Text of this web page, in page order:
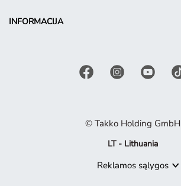
INFORMACIJA
© Takko Holding GmbH
LT - Lithuania
Reklamos sąlygos